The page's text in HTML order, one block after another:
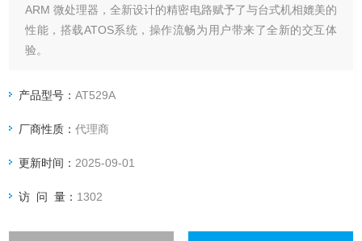
ARM 微处理器，全新设计的精密电路赋予了与台式机相媲美的
性能，搭载ATOS系统，操作流畅为用户带来了全新的交互体
验。
产品型号：AT529A
厂商性质：代理商
更新时间： 2025-09-01
访 问 量： 1302